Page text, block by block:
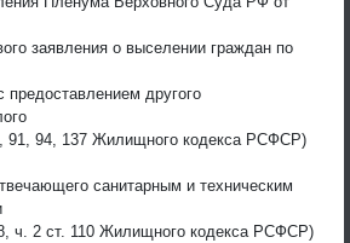
заявления о выселении граждан по
предоставлением другого
91, 94, 137 Жилищного кодекса РСФСР)
санитарным и техническим
ч. 2 ст. 110 Жилищного кодекса РСФСР)